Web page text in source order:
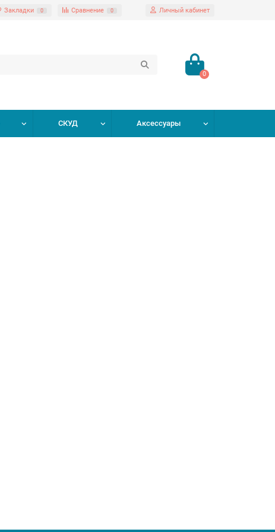
Закладки 0 Сравнение 0 Личный кабинет
0
СКУД Аксессуары